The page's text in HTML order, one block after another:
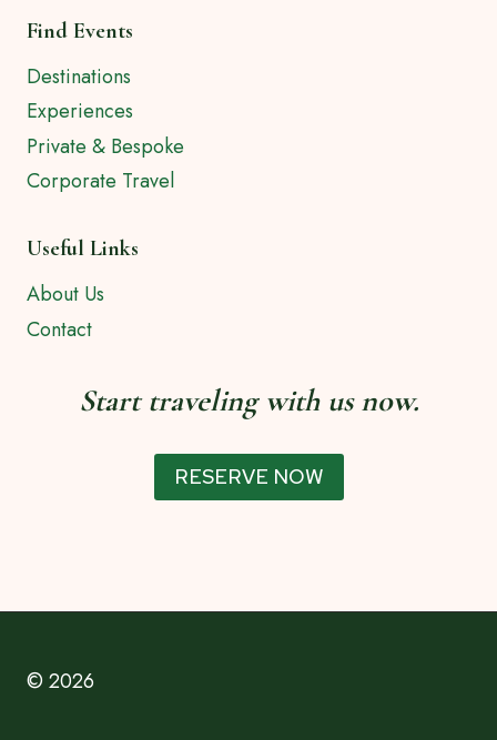
Find Events
Destinations
Experiences
Private & Bespoke
Corporate Travel
Useful Links
About Us
Contact
Start traveling with us now.
RESERVE NOW
© 2026